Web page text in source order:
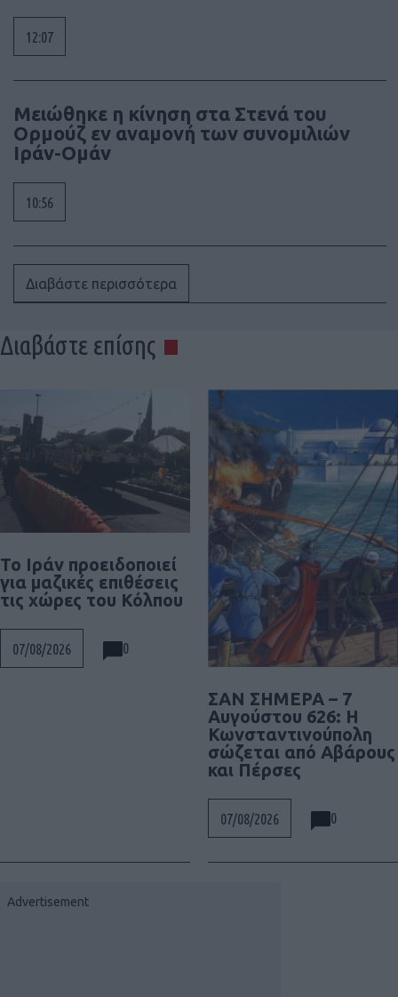
12:07
Μειώθηκε η κίνηση στα Στενά του
Ορμούζ εν αναμονή των συνομιλιών
Ιράν-Ομάν
10:56
Διαβάστε περισσότερα
Διαβάστε επίσης
Το Ιράν προειδοποιεί
για μαζικές επιθέσεις
τις χώρες του Κόλπου
07/08/2026 0
ΣΑΝ ΣΗΜΕΡΑ – 7
Αυγούστου 626: Η
Κωνσταντινούπολη
σώζεται από Αβάρους
και Πέρσες
07/08/2026 0